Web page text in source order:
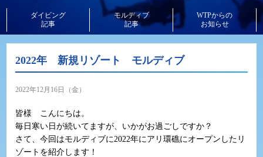
ダイビング
記事
モルディブ
記事
WTPからの
お知らせ
2022年 新規リゾート モルディブ
2022年12月16日（金）
皆様 こんにちは。
毎日寒い日が続いてますが、いかがお過ごしですか？
さて、今回はモルディブに2022年にアリ環礁にオープンしたリ
ゾートを紹介します！